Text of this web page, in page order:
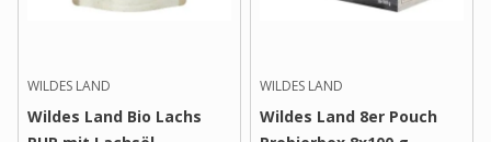
WILDES LAND
Wildes Land Bio Lachs
WILDES LAND
Wildes Land 8er Pouch